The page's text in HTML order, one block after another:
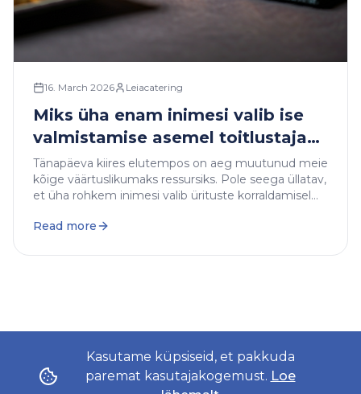
Kasutame küpsiseid, et pakkuda
paremat kasutajakogemust. Loe
16. March 2026 Leiacatering
Miks üha enam inimesi valib ise
valmistamise asemel toitlustaja
tellimise?
Tänapäeva kiires elutempos on aeg muutunud meie
kõige väärtuslikumaks ressursiks. Pole seega üllatav,
et üha rohkem inimesi valib ürituste korraldamisel
söögitegemise asemel. Aga mis täpselt on see, mis
Read more